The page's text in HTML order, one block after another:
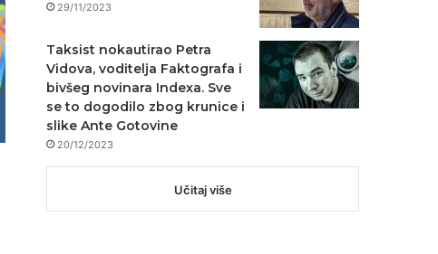
29/11/2023
Taksist nokautirao Petra
Vidova, voditelja Faktografa i
bivšeg novinara Indexa. Sve
se to dogodilo zbog krunice i
slike Ante Gotovine
20/12/2023
Učitaj više